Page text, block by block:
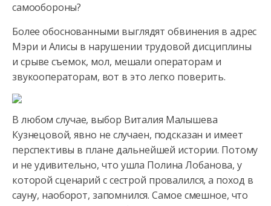
самообороны?
Более обоснованными выглядят обвинения в адрес
Мэри и Алисы в нарушении трудовой дисциплины
и срыве съемок, мол, мешали операторам и
звукооператорам, вот в это легко поверить.
В любом случае, выбор Виталия Малышева
Кузнецовой, явно не случаен, подсказан и имеет
перспективы в плане дальнейшей истории. Потому
и не удивительно, что ушла Полина Лобанова, у
которой сценарий с сестрой провалился, а поход в
сауну, наоборот, запомнился. Самое смешное, что